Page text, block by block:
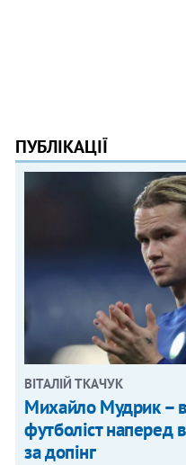
ПУБЛІКАЦІЇ
ВІТАЛІЙ ТКАЧУК
Михайло Мудрик –
футболіст наперед
за допінг